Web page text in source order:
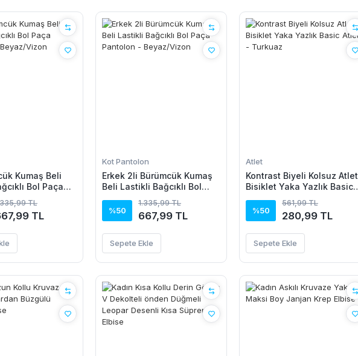
Kumaş Beli
Bol Paça
TL
TL
Kot Pantolon
Erkek 2li Bürümcük Kumaş
Beli Lastikli Bağcıklı Bol
Beyaz/Vizon
%50
1.335,99 TL
667,99 TL
Sepete Ekle
Atlet
Kontrast Biyeli Kolsuz Atlet
Bisiklet Yaka Yazlık Basic
%50
561,99 TL
280,99 TL
Sepete Ekle